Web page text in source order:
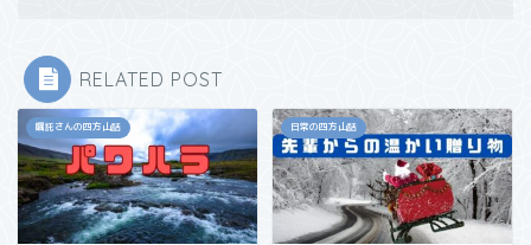
RELATED POST
嘱託さんの四方山話 日常の四方山話